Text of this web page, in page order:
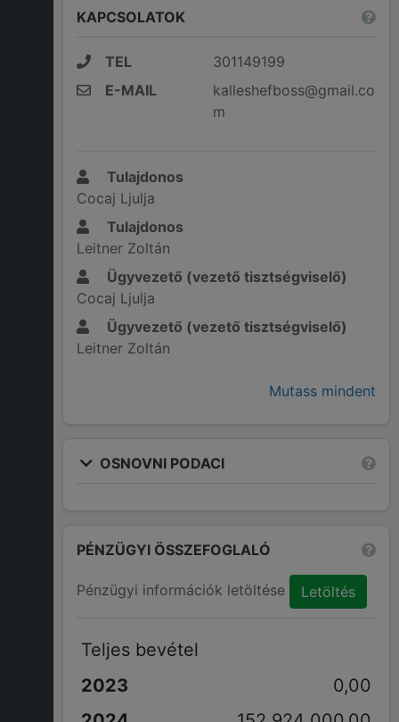
KAPCSOLATOK
TEL
301149199
E-MAIL
kalleshefboss@gmail.co
m
Tulajdonos
Cocaj Ljulja
Tulajdonos
Leitner Zoltán
Ügyvezető (vezető tisztségviselő)
Cocaj Ljulja
Ügyvezető (vezető tisztségviselő)
Leitner Zoltán
Mutass mindent
OSNOVNI PODACI
PÉNZÜGYI ÖSSZEFOGLALÓ
Pénzügyi információk letöltése Letöltés
Teljes bevétel
0,00